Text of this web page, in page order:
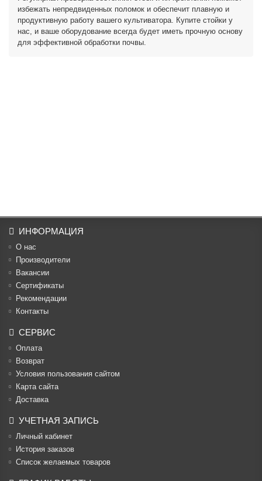
избежать непредвиденных поломок и обеспечит плавную и
продуктивную работу вашего культиватора. Купите стойки у
нас, и ваше оборудование всегда будет иметь прочную основу
для эффективной обработки почвы.
ИНФОРМАЦИЯ
О нас
Производители
Вакансии
Cертификаты
Рекомендации
Контакты
СЕРВИС
Оплата
Возврат
Условия пользования сайтом
Карта сайта
Доставка
УЧЕТНАЯ ЗАПИСЬ
Личный кабинет
История заказов
Список желаемых товаров